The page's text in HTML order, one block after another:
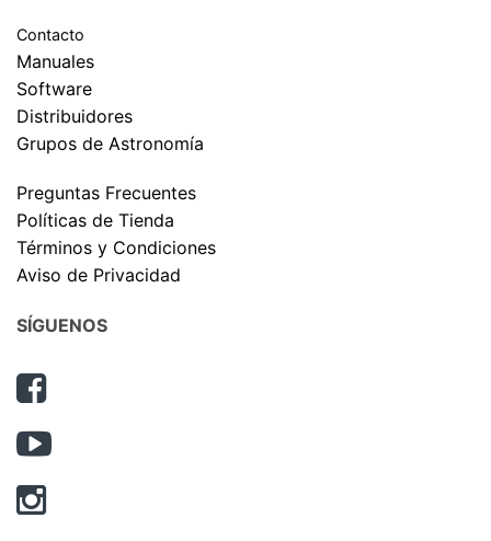
Contacto
Manuales
Software
Distribuidores
Grupos de Astronomía
Preguntas Frecuentes
Políticas de Tienda
Términos y Condiciones
Aviso de Privacidad
SÍGUENOS